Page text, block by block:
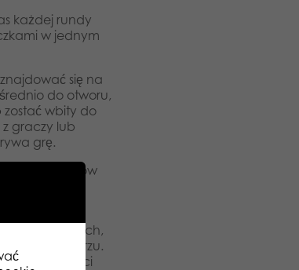
każdej rundy
w jednym
się na
do otworu,
zostać wbity do
graczy lub
grę.
woreczków
i sportowych,
powietrzu.
radości